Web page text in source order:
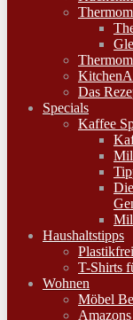
Das
Specials
Kaffee
Haushaltstipps
T-Shirts
Wohnen
Möbel